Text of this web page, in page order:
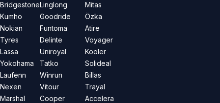
Bridgestone
Kumho
Nokian
Tyres
Lassa
Yokohama
Laufenn
Nexen
Marshal
Linglong
Goodride
Funtoma
Delinte
Uniroyal
Tatko
Winrun
Vitour
Cooper
Mitas
Özka
Atire
Voyager
Kooler
Solideal
Billas
Trayal
Accelera